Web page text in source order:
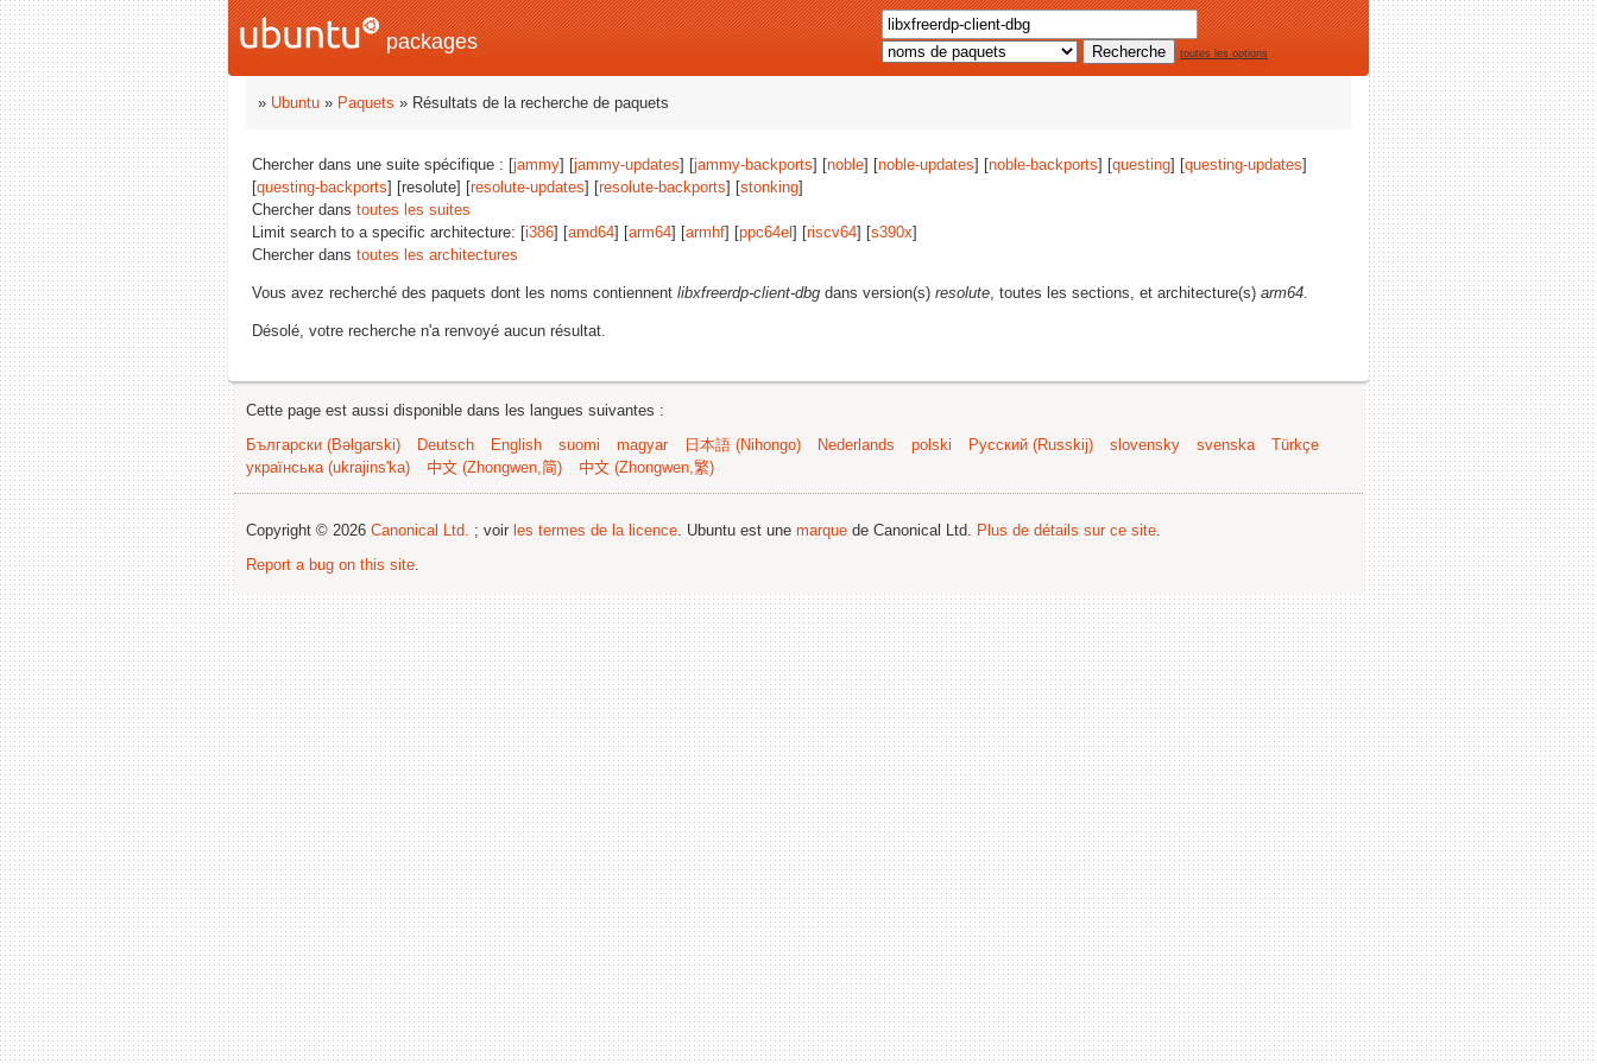
packages toutes les options
» Ubuntu » Paquets » Résultats de la recherche de paquets
Chercher dans une suite spécifique : [jammy] [jammy-updates] [jammy-backports] [noble] [noble-updates] [noble-backports] [questing] [questing-updates]
[questing-backports] [resolute] [resolute-updates] [resolute-backports] [stonking]
Chercher dans toutes les suites
Limit search to a specific architecture: [i386] [amd64] [arm64] [armhf] [ppc64el ] [riscv64] [s390x]
Chercher dans toutes les architectures
Vous avez recherché des paquets dont les noms contiennent libxfreerdp-client-dbg dans version(s) resolute, toutes les sections, et architecture(s) arm64.
Désolé, votre recherche n'a renvoyé aucun résultat.
Cette page est aussi disponible dans les langues suivantes :
Български (Bəlgarski)
Deutsch English suomi magyar 日本語 (Nihongo) Nederlands polski Русский (Russkij) slovensky svenska
Türkçe
українська (ukrajins'ka)
中文 (Zhongwen,简) 中文 (Zhongwen,繁)
Copyright © 2026 Canonical Ltd. ; voir les termes de la licence. Ubuntu est une marque de Canonical Ltd. Plus de détails sur ce site.
Report a bug on this site.